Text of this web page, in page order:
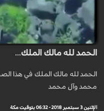
الحمد لله مالك الملك...
الحمد لله مالك الملك في هذا
محمد وآل محمد
الإثنين 3 سبتمبر 2018 - 06:32 بتوقيت مكة